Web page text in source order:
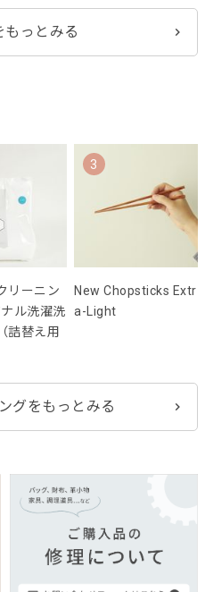
もっとみる
リーニン
ル洗濯洗
詰替え用
3
New Chopsticks Extr
a-Light
グをもっとみる